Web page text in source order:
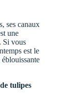
ses canaux
une
Si vous
est le
tulipes